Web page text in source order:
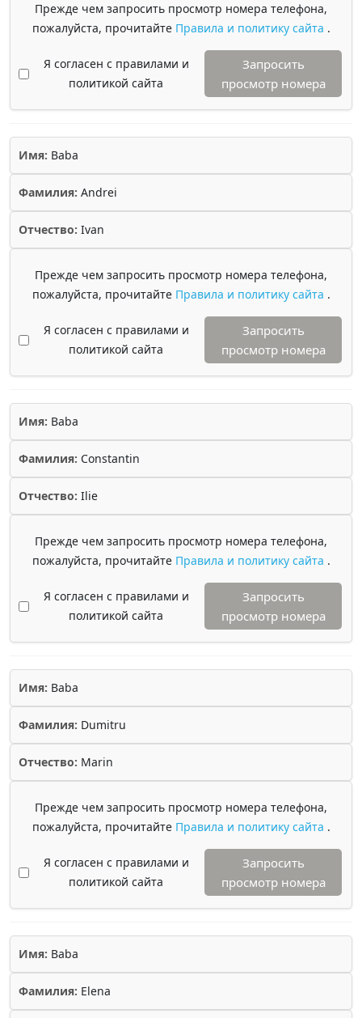
Прежде чем запросить просмотр номера телефона,
пожалуйста, прочитайте Правила и политику сайта .
Я согласен с правилами и
политикой сайта
Запросить
просмотр номера
Имя: Baba
Фамилия: Andrei
Отчество: Ivan
Прежде чем запросить просмотр номера телефона,
пожалуйста, прочитайте Правила и политику сайта .
Я согласен с правилами и
политикой сайта
Запросить
просмотр номера
Имя: Baba
Фамилия: Constantin
Отчество: Ilie
Прежде чем запросить просмотр номера телефона,
пожалуйста, прочитайте Правила и политику сайта .
Я согласен с правилами и
политикой сайта
Запросить
просмотр номера
Имя: Baba
Фамилия: Dumitru
Отчество: Marin
Прежде чем запросить просмотр номера телефона,
пожалуйста, прочитайте Правила и политику сайта .
Я согласен с правилами и
политикой сайта
Запросить
просмотр номера
Имя: Baba
Фамилия: Elena